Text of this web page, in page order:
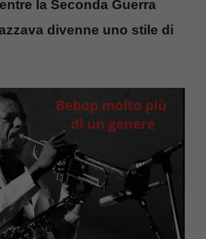
la Seconda Guerra
divenne uno stile di